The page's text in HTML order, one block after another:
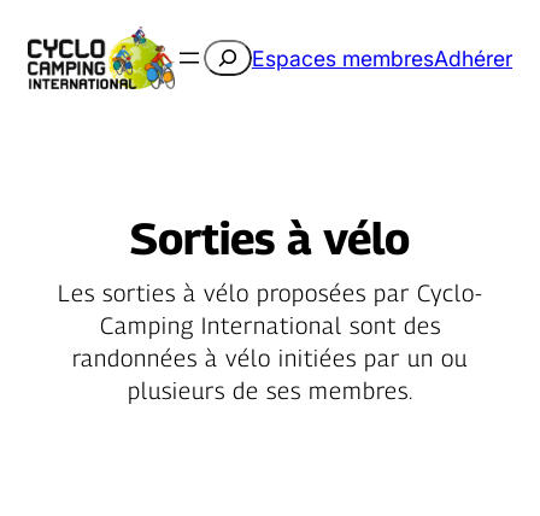
Rechercher
Espaces membresAdhérer
Sorties à vélo
Les sorties à vélo proposées par Cyclo-
Camping International sont des
randonnées à vélo initiées par un ou
plusieurs de ses membres.